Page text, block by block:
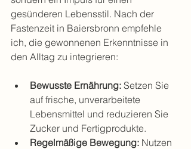
gesünderen Lebensstil. Nach der
Fastenzeit in Baiersbronn empfehle
ich, die gewonnenen Erkenntnisse in
den Alltag zu integrieren:
Bewusste Ernährung: Setzen Sie
auf frische, unverarbeitete
Lebensmittel und reduzieren Sie
Zucker und Fertigprodukte.
Regelmäßige Bewegung: Nutzen